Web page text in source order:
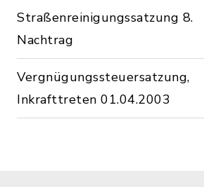
Straßenreinigungssatzung 8.
Nachtrag
Vergnügungssteuersatzung,
Inkrafttreten 01.04.2003